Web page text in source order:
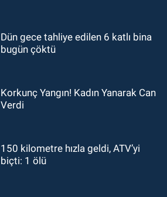
Dün gece tahliye edilen 6 katlı bina
bugün çöktü
Korkunç Yangın! Kadın Yanarak Can
Verdi
150 kilometre hızla geldi, ATV’yi
biçti: 1 ölü